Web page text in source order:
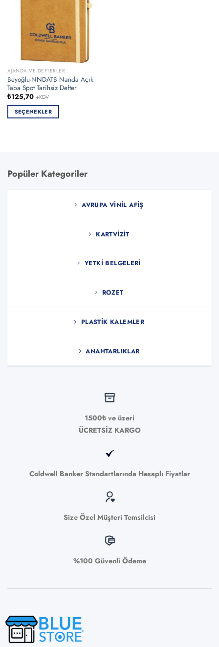
AJANDA VE DEFTERLER
Beyoğlu-NNDATB Nanda Açık
Taba Spot Tarihsiz Defter
₺125,70 +KDV
SEÇENEKLER
var.
Popüler Kategoriler
AVRUPA VINIL AFIŞ
KARTVIZIT
YETKI BELGELERI
ROZET
PLASTIK KALEMLER
ANAHTARLIKLAR
1500₺ ve üzeri
ÜCRETSİZ KARGO
Coldwell Banker Standartlarında Hesaplı Fiyatlar
Size Özel Müşteri Temsilcisi
%100 Güvenli Ödeme